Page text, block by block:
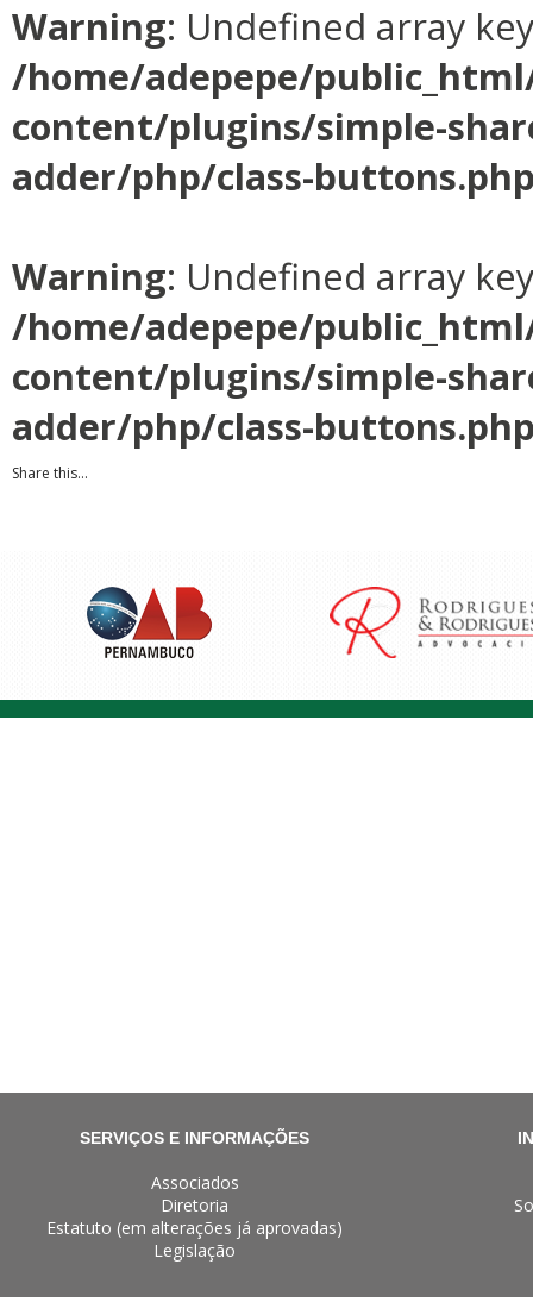
Warning: Undefined array
/home/adepepe/
content/plugins/simple-
adder/php/class-
Warning: Undefined array
/home/adepepe/
content/plugins/simple-
adder/php/class-
Share this...
SERVIÇOS E INFORMAÇÕES
Associados
Diretoria
Estatuto (em alterações já aprovadas)
Legislação